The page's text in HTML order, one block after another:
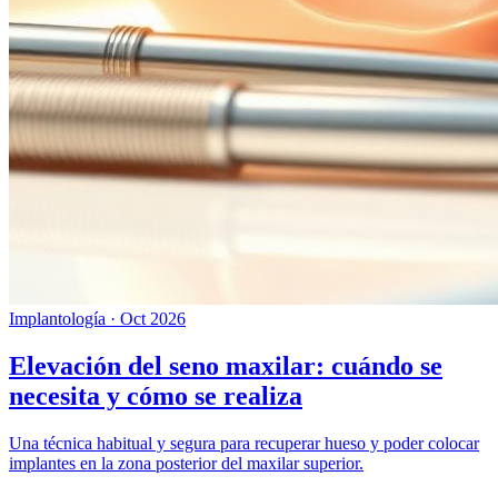
Implantología · Oct 2026
Elevación del seno maxilar: cuándo se
necesita y cómo se realiza
Una técnica habitual y segura para recuperar hueso y poder colocar
implantes en la zona posterior del maxilar superior.